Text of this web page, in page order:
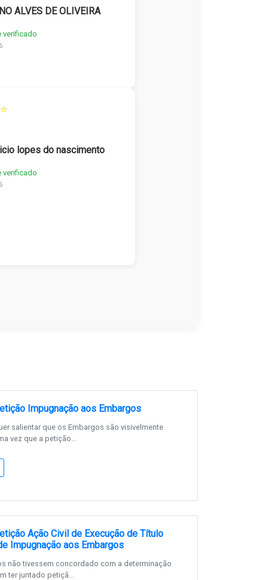
ALVES DE OLIVEIRA
verificado
lopes do nascimento
verificado
Impugnação aos Embargos
salientar que os Embargos são visivelmente
vez que a petição...
Ação Civil de Execução de Título
Impugnação aos Embargos
não tivessem concordado com a determinação
ter juntado petiçã...